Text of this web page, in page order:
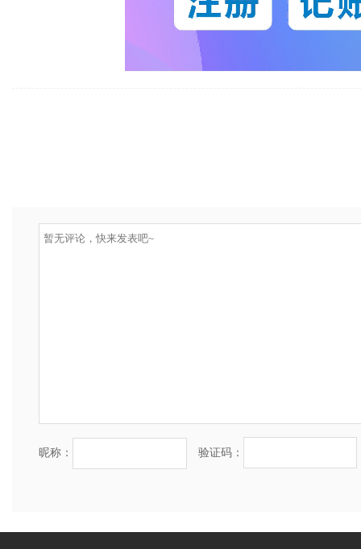
昵称： 验证码：